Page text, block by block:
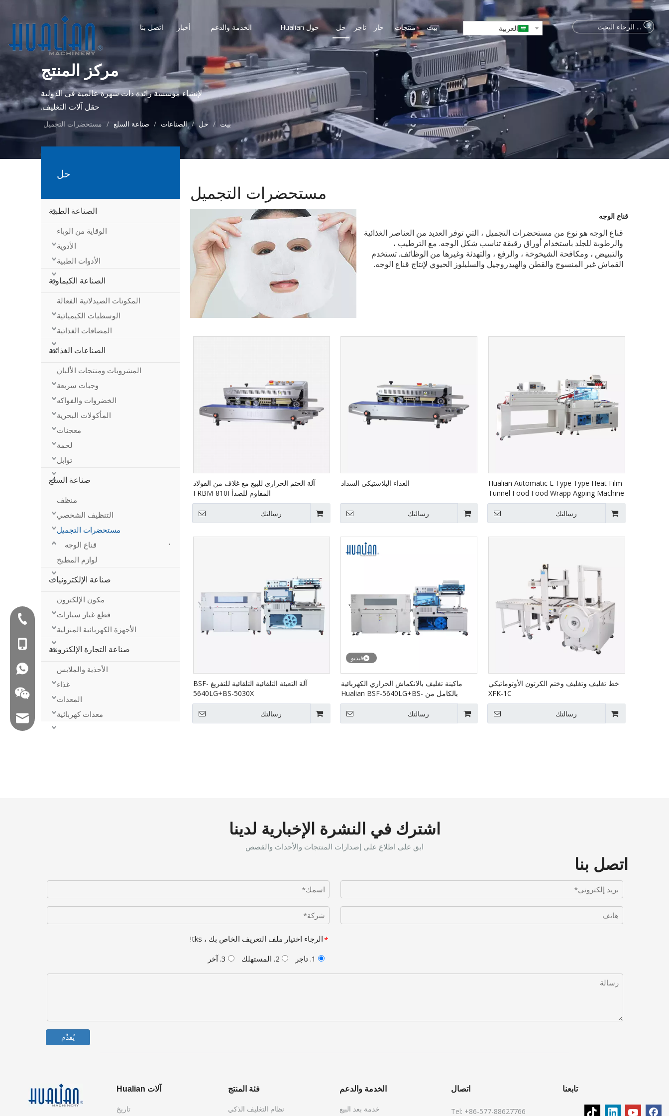
بيت منتجات حار تاجر حل حول Hualian الخدمة والدعم أخبار اتصل بنا العربية
مركز المنتج
لإنشاء مؤسسة رائدة ذات شهرة عالمية في الدولية
حقل آلات التغليف.
بيت / حل / الصناعات / صناعة السلع / مستحضرات التجميل
حل
الصناعة الطبية
الوقاية من الوباء
الأدوية
الأدوات الطبية
الصناعة الكيماوية
المكونات الصيدلانية الفعالة
الوسطيات الكيميائية
المضافات الغذائية
الصناعات الغذائية
المشروبات ومنتجات الألبان
وجبات سريعة
الخضروات والفواكه
المأكولات البحرية
معجنات
لحمة
توابل
صناعة السلع
منظف
التنظيف الشخصي
مستحضرات التجميل
قناع الوجه
لوازم المطبخ
صناعة الإلكترونيات
مكون الإلكترون
قطع غيار سيارات
الأجهزة الكهربائية المنزلية
صناعة التجارة الإلكترونية
الأحذية والملابس
غذاء
المعدات
معدات كهربائية
مستحضرات التجميل
قناع الوجه
قناع الوجه هو نوع من مستحضرات التجميل ، التي توفر العديد من العناصر الغذائية
والرطوبة للجلد باستخدام أوراق رقيقة تناسب شكل الوجه. مع الترطيب ،
والتبييض ، ومكافحة الشيخوخة ، والرفع ، والتهدئة وغيرها من الوظائف. تستخدم
القماش غير المنسوج والقطن والهيدروجيل والسليلوز الحيوي لإنتاج قناع الوجه.
آلة الختم الحراري للبيع مع غلاف من الفولاذ
المقاوم للصدأ FRBM-810I
رسالتك
الغذاء البلاستيكي السداد
رسالتك
Hualian Automatic L Type Type Heat Film
Tunnel Food Food Wrapp Agping Machine
BSF-5640LG/E+BS-4522
رسالتك
آلة التعبئة التلقائية التلقائية للتفريغ BSF-
5640LG+BS-5030X
رسالتك
فيديو
ماكينة تغليف بالانكماش الحراري الكهربائية
بالكامل من Hualian BSF-5640LG+BS-
5030X
رسالتك
خط تغليف وتغليف وختم الكرتون الأوتوماتيكي
XFK-1C
رسالتك
اشترك في النشرة الإخبارية لدينا
ابق على اطلاع على إصدارات المنتجات والأحداث والقصص
اتصل بنا
*الرجاء اختيار ملف التعريف الخاص بك ، tks!
يُقدِّم
آلات Hualian
تاريخ
فئة المنتج
نظام التغليف الذكي
الخدمة والدعم
خدمة بعد البيع
اتصال
Tel: +86-577-88627766
Tel:+86-577-88627766
WA: 0086 18858715170
البريد الإلكتروني: hl@hualian.biz
تابعنا